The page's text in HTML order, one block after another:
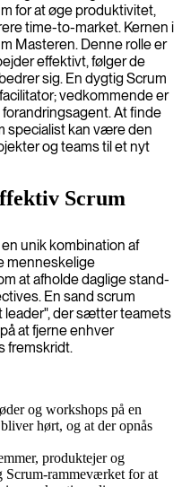
for at øge produktivitet,
time-to-market. Kernen i
Masteren. Denne rolle er
effektivt, følger de
sig. En dygtig Scrum
vedkommende er
At finde
specialist kan være den
og teams til et nyt
Scrum
unik kombination af
menneskelige
at afholde daglige stand-
En sand scrum
leader", der sætter teamets
at fjerne enhver
fremskridt.
og workshops på en
hørt, og at der opnås
produktejer og
Scrum-rammeværket for at